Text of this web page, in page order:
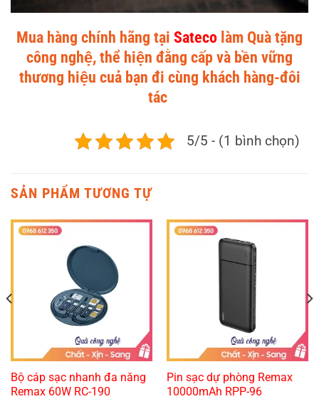
Mua hàng chính hãng tại Sateco làm Quà tặng
công nghệ, thể hiện đằng cấp và bền vững
thương hiệu cuả bạn đi cùng khách hàng-đôi
tác
5/5 - (1 bình chọn)
SẢN PHẨM TƯƠNG TỰ
Bộ cáp sạc nhanh đa năng
Remax 60W RC-190
Pin sạc dự phòng Remax
10000mAh RPP-96